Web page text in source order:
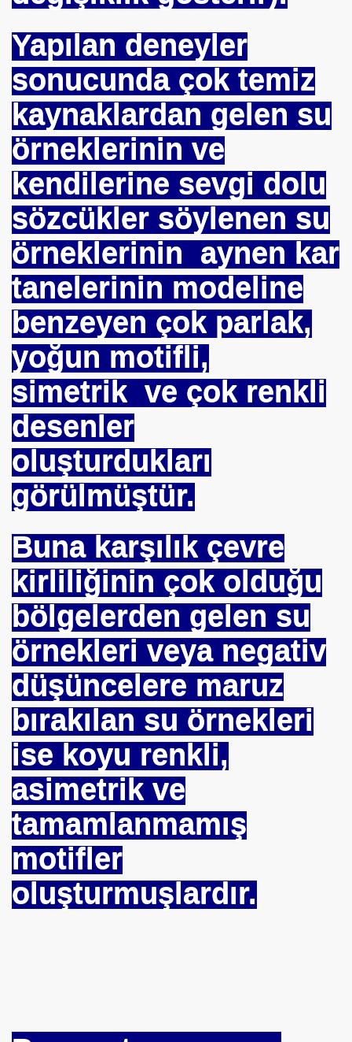
Yapılan deneyler
sonucunda çok temiz
kaynaklardan gelen su
örneklerinin ve
kendilerine sevgi dolu
sözcükler söylenen su
örneklerinin aynen kar
tanelerinin modeline
benzeyen çok parlak,
yoğun motifli,
simetrik ve çok renkli
desenler
oluşturdukları
görülmüştür.
Buna karşılık çevre
kirliliğinin çok olduğu
bölgelerden gelen su
örnekleri veya negativ
düşüncelere maruz
bırakılan su örnekleri
ise koyu renkli,
asimetrik ve
tamamlanmamış
motifler
oluşturmuşlardır.
GÜRSES
TIBBI =Türk+Rus+Çin Tıbbı
DURUKAN
.
Dr. Nevzat TARHAN- NP GURUP KURUMLARI
İLK. sarı nokta tedavisi.DR.Güngör SOBACI
TIP TEDAVİLERİ-ANADOLU HALK
1 e Al= 5 e Sat.